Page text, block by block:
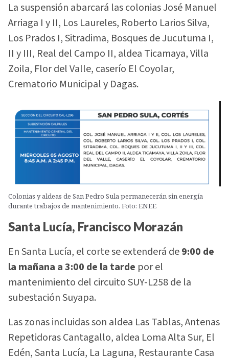
La suspensión abarcará las colonias José Manuel
Arriaga I y II, Los Laureles, Roberto Larios Silva,
Los Prados I, Sitradima, Bosques de Jucutuma I,
II y III, Real del Campo II, aldea Ticamaya, Villa
Zoila, Flor del Valle, caserío El Coyolar,
Crematorio Municipal y Dagas.
Colonias y aldeas de San Pedro Sula permanecerán sin energía
durante trabajos de mantenimiento. Foto: ENEE
Santa Lucía, Francisco Morazán
En Santa Lucía, el corte se extenderá de9:00 de
la mañana a 3:00 de la tarde por el
mantenimiento del circuito SUY-L258 de la
subestación Suyapa.
Las zonas incluidas son aldea Las Tablas, Antenas
Repetidoras Cantagallo, aldea Loma Alta Sur, El
Edén, Santa Lucía, La Laguna, Restaurante Casa